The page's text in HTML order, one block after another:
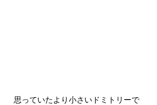
思っていたより小さいドミトリーで